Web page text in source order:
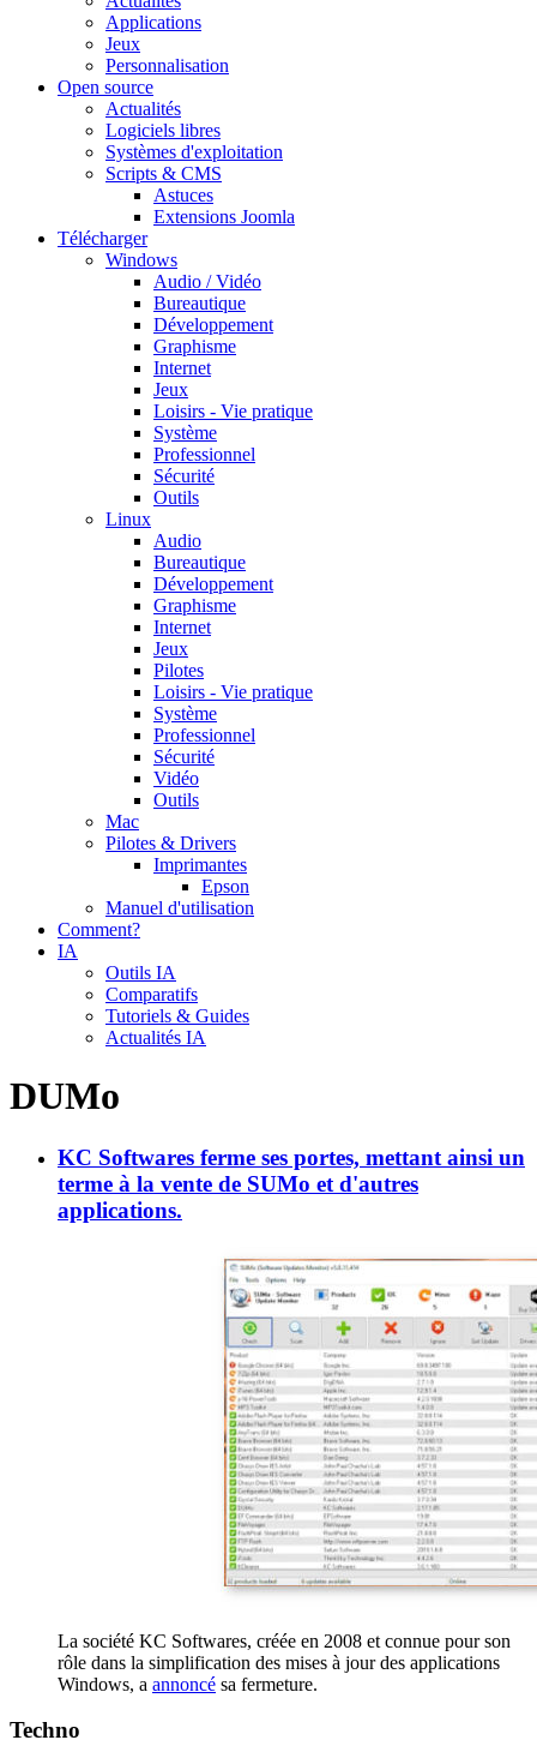
Applications
Jeux
Personnalisation
Open source
Actualités
Logiciels libres
Systèmes d'exploitation
Scripts & CMS
Astuces
Extensions Joomla
Télécharger
Windows
Audio / Vidéo
Bureautique
Développement
Graphisme
Internet
Jeux
Loisirs - Vie pratique
Système
Professionnel
Sécurité
Outils
Linux
Audio
Bureautique
Développement
Graphisme
Internet
Jeux
Pilotes
Loisirs - Vie pratique
Système
Professionnel
Sécurité
Vidéo
Outils
Mac
Pilotes & Drivers
Imprimantes
Epson
Manuel d'utilisation
Comment?
IA
Outils IA
Comparatifs
Tutoriels & Guides
Actualités IA
DUMo
KC Softwares ferme ses portes, mettant ainsi un
terme à la vente de SUMo et d'autres
applications.
La société KC Softwares, créée en 2008 et connue pour son
rôle dans la simplification des mises à jour des applications
Windows, a annoncé sa fermeture.
Techno